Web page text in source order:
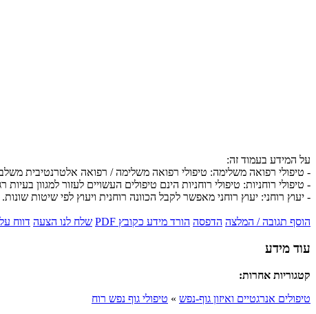
על המידע בעמוד זה:
- טיפולי רפואה משלימה: טיפולי רפואה משלימה / רפואה אלטרנטיבית
- טיפולי רוחניות: טיפולי רוחניות הינם טיפולים העשויים לעזור למגוון בעיות
- יעוץ רוחני: יעוץ רוחני מאפשר לקבל הכוונה רוחנית ויעוץ לפי שיטות שונות.
הוסף תגובה / המלצה הדפסה הורד מידע כקובץ PDF שלח לנו הצעה דווח
עוד מידע
קטגוריות אחרות:
טיפולים אנרגטיים ואיזון גוף-נפש » טיפולי גוף נפש רוח